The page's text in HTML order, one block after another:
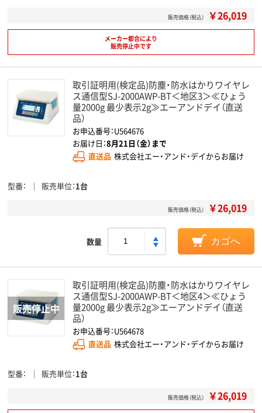
販売価格（税込） ￥26,019
メーカー都合により
販売停止中です
取引証明用(検定品)防塵・防水はかりワイヤレ
ス通信型SJ-2000AWP-BT＜地区3＞≪ひょう
量2000g 最少表示2g≫エーアンドデイ（直送
品）
お申込番号：U564676
お届け日：8月21日（金）まで
直送品 株式会社エー・アンド・デイからお届け
型番 販売単位 1台
販売価格（税込） ￥26,019
数量 カゴへ
取引証明用(検定品)防塵・防水はかりワイヤレ
ス通信型SJ-2000AWP-BT＜地区4＞≪ひょう
量2000g 最少表示2g≫エーアンドデイ（直送
品）
お申込番号：U564678
直送品 株式会社エー・アンド・デイからお届け
型番 販売単位 1台
販売価格（税込） ￥26,019